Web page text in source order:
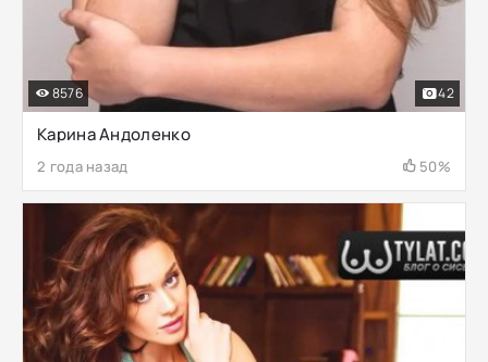
Карина Андоленко
2 года назад 50%
8576 42